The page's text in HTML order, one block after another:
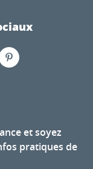
et soyez
pratiques de